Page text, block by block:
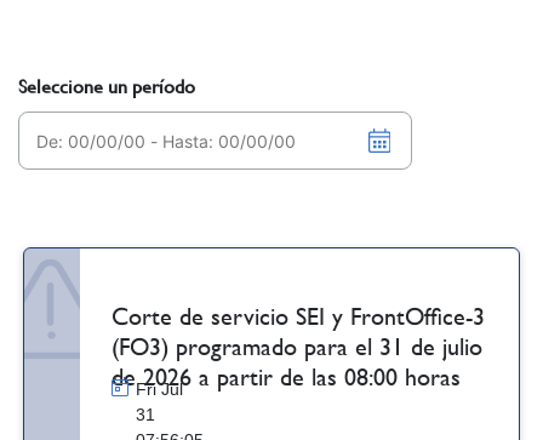
Seleccione un período
Corte de servicio SEI y FrontOffice-3
(FO3) programado para el 31 de julio
de 2026 a partir de las 08:00 horas
Fri Jul
31